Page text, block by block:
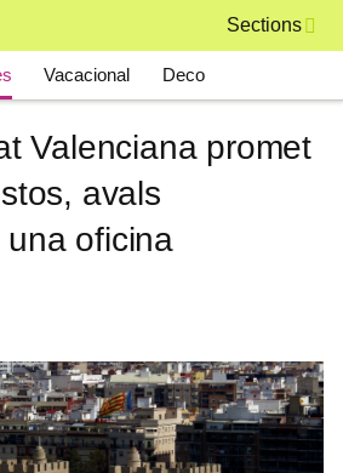
Sections
Vacacional Deco
Valenciana promet
avals
una oficina